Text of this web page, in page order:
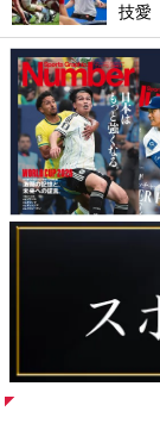
技愛